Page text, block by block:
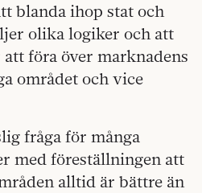
blanda ihop stat och
olika logiker och att
föra över marknadens
området och vice
fråga för många
med föreställningen att
alltid är bättre än